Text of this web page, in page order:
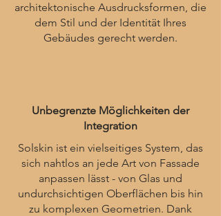
architektonische Ausdrucksformen, die
dem Stil und der Identität Ihres
Gebäudes gerecht werden.
Unbegrenzte Möglichkeiten der
Integration
Solskin ist ein vielseitiges System, das
sich nahtlos an jede Art von Fassade
anpassen lässt - von Glas und
undurchsichtigen Oberflächen bis hin
zu komplexen Geometrien. Dank